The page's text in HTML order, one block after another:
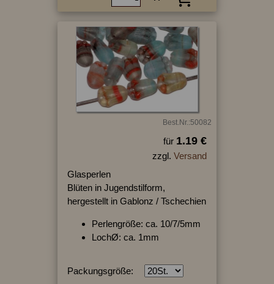
Best.Nr.:50082
für 1.19 €
zzgl. Versand
Glasperlen
Blüten in Jugendstilform,
hergestellt in Gablonz / Tschechien
Perlengröße: ca. 10/7/5mm
LochØ: ca. 1mm
Packungsgröße: